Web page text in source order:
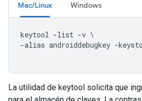
Mac/Linux Windows
keytool -list -v \
-alias androiddebugkey -
La utilidad de keytool solicita que